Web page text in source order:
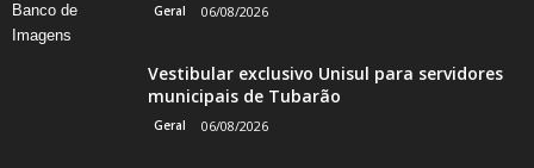
Geral 06/08/2026
Vestibular exclusivo Unisul para servidores
municipais de Tubarão
Geral 06/08/2026